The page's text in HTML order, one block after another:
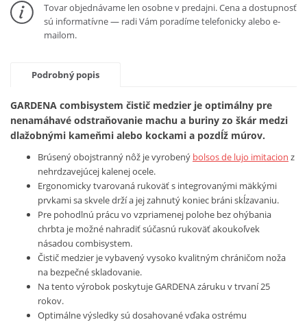
Tovar objednávame len osobne v predajni. Cena a dostupnosť
sú informatívne — radi Vám poradíme telefonicky alebo e-
mailom.
Podrobný popis
GARDENA combisystem čistič medzier je optimálny pre
nenamáhavé odstraňovanie machu a buriny zo škár medzi
dlažobnými kameňmi alebo kockami a pozdĺž múrov.
Brúsený obojstranný nôž je vyrobený bolsos de lujo imitacion z
nehrdzavejúcej kalenej ocele.
Ergonomicky tvarovaná rukoväť s integrovanými mäkkými
prvkami sa skvele drží a jej zahnutý koniec bráni skĺzavaniu.
Pre pohodlnú prácu vo vzpriamenej polohe bez ohýbania
chrbta je možné nahradiť súčasnú rukoväť akoukoľvek
násadou combisystem.
Čistič medzier je vybavený vysoko kvalitným chráničom noža
na bezpečné skladovanie.
Na tento výrobok poskytuje GARDENA záruku v trvaní 25
rokov.
Optimálne výsledky sú dosahované vďaka ostrému